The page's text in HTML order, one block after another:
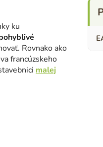
ku
Rovnako ako
francúzskeho
malej